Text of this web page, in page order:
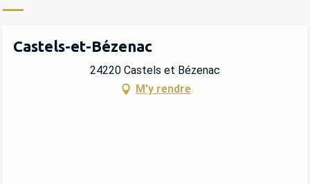
Castels-et-Bézenac
24220 Castels et Bézenac
M'y rendre